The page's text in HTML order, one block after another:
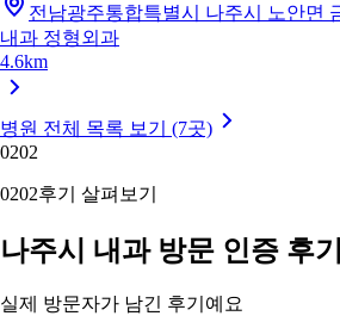
전남광주통합특별시 나주시 노안면
내과 정형외과
4.6km
병원 전체 목록 보기 (7곳)
0202
0202후기 살펴보기
나주시 내과 방문 인증 후기
실제 방문자가 남긴 후기예요